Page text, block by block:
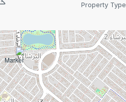
Property